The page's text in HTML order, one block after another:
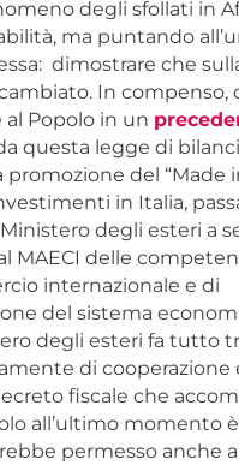
degli sfollati in
ma puntando
dimostrare che
In compenso,
Popolo in un
questa legge di
del “Made
in Italia,
degli esteri a
MAECI delle
internazionale e di
del sistema
degli esteri fa tutto
di cooperazione
fiscale che
all’ultimo momento
permesso anche